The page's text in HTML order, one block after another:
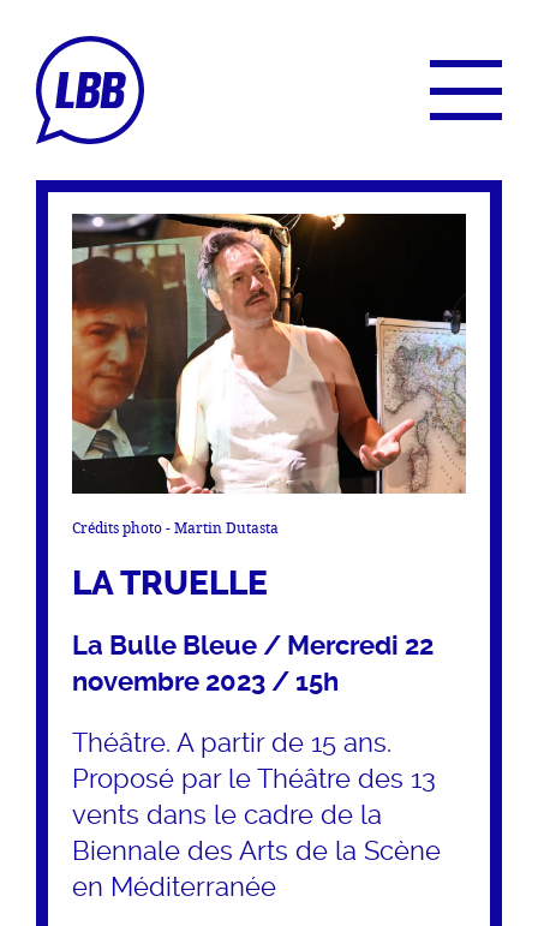
Crédits photo - Martin Dutasta
LA TRUELLE
La Bulle Bleue / Mercredi 22
novembre 2023 / 15h
Théâtre. A partir de 15 ans.
Proposé par le Théâtre des 13
vents dans le cadre de la
Biennale des Arts de la Scène
en Méditerranée